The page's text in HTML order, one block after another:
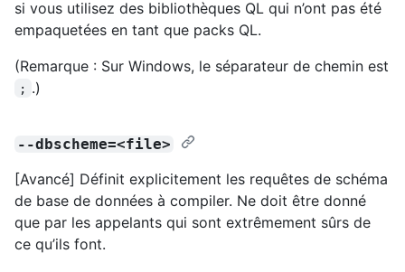
si vous utilisez des bibliothèques QL qui n’ont pas été
empaquetées en tant que packs QL.
(Remarque : Sur Windows, le séparateur de chemin est
; .)
--dbscheme=<file>
[Avancé] Définit explicitement les requêtes de schéma
de base de données à compiler. Ne doit être donné
que par les appelants qui sont extrêmement sûrs de
ce qu’ils font.